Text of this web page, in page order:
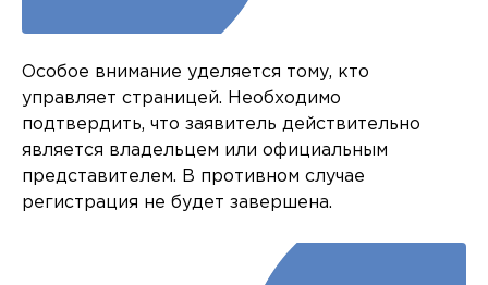
Особое внимание уделяется тому, кто
управляет страницей. Необходимо
подтвердить, что заявитель действительно
является владельцем или официальным
представителем. В противном случае
регистрация не будет завершена.